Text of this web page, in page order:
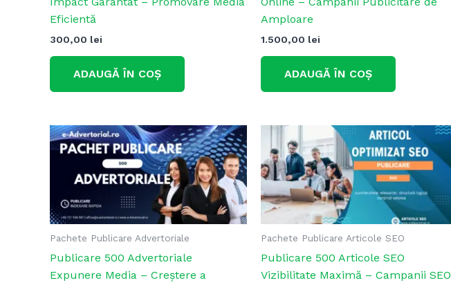
Eficientă
300,00 lei
ADAUGĂ ÎN COȘ
Amploare
1.500,00 lei
ADAUGĂ ÎN COȘ
Pachete Publicare Advertoriale
Publicare 500 Advertoriale
Expunere Media – Creștere a
Pachete Publicare Articole SEO
Publicare 500 Articole SEO
Vizibilitate Maximă – Campanii SEO